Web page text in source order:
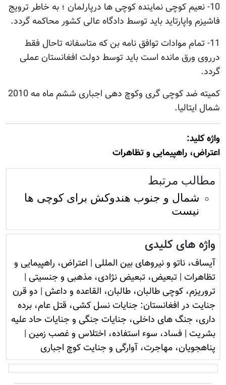
10- نعیم کوچی نماینده کوچی ها درپارلمان ؛ به خاطر ترویج
فاشیزم واپارتاید باید توسط دادگاه عالی کشور محاکمه گردد.
11- تمام موادات توافق نامه بن که متاسفانه تاحال فقط
درروی ورق مانده است باید توسط دولت افغانستان عملی
گردد.
کمیته ضد کوچی گری وکوچ دهی اجباری ششم ماه مه 2010
شمال ایتالیا.
واژه کليد:
اعتراض، راهپیمایی و تظاهرات
مطالب مرتبط
شمال و جنوب هندوکش برای کوچی ها
نیست
واژه های کلیدی
آيساف، ناتو و نيروهای بين المللی | اعتراض، راهپیمایی و
تظاهرات | تبعیض، تبعیض نژادی، مذهبی و جنسیتی |
تروريزم، کوچی طالبان، طالبان، القاعده و داعش | دو قرن
جنایت در افغانستان: جنایات نسل کشی، قتل عام، برده
داری، جنگ های داخلی، جنایات جنگی و جنایات حاد علیه
بشریت | فساد، سوء استفاده، اختلاس و غصب زمين |
پناهجویان، مهاجرت، آوارگی و جنایت کوچ اجباری